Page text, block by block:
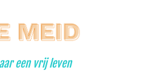
een vrij leven